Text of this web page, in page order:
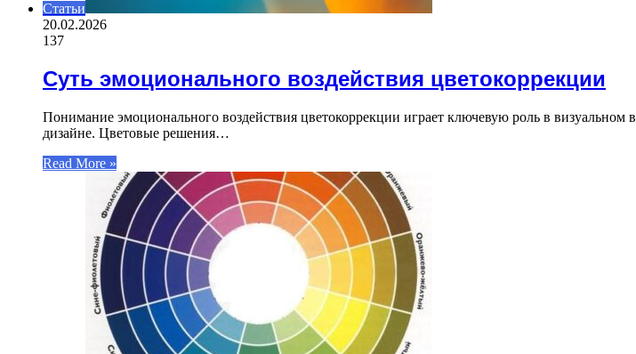
Статьи
20.02.2026
137
Суть эмоционального воздействия цветокоррекции
Понимание эмоционального воздействия цветокоррекции играет ключевую роль в
дизайне. Цветовые решения…
Read More »